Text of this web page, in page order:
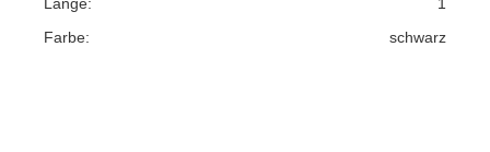
Farbe:
schwarz